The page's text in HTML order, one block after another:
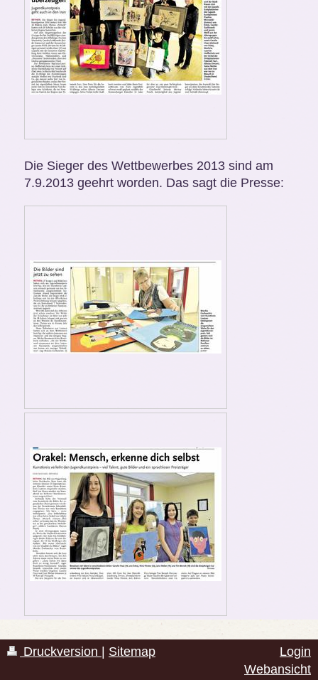
Die Sieger des Wettbewerbes 2013 sind am
7.9.2013 geehrt worden. Das sagt die Presse:
Druckversion | Sitemap
Login
Webansicht